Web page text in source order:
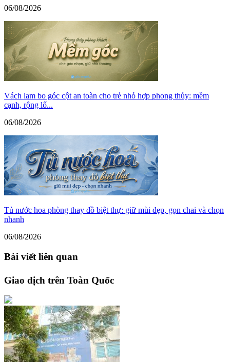
06/08/2026
Vách lam bo góc cột an toàn cho trẻ nhỏ hợp phong thủy: mềm
cạnh, rộng lố...
06/08/2026
Tủ nước hoa phòng thay đồ biệt thự: giữ mùi đẹp, gọn chai và chọn
nhanh
06/08/2026
Bài viết liên quan
Giao dịch trên Toàn Quốc